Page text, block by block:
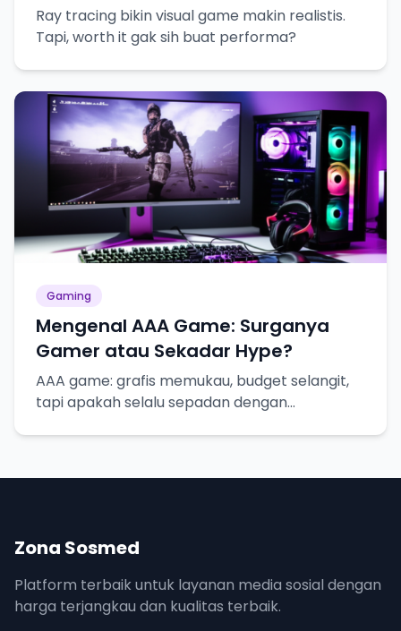
Ray tracing bikin visual game makin realistis.
Tapi, worth it gak sih buat performa?
Gaming
Mengenal AAA Game: Surganya
Gamer atau Sekadar Hype?
AAA game: grafis memukau, budget selangit,
tapi apakah selalu sepadan dengan
Zona Sosmed
Platform terbaik untuk layanan media sosial dengan
harga terjangkau dan kualitas terbaik.